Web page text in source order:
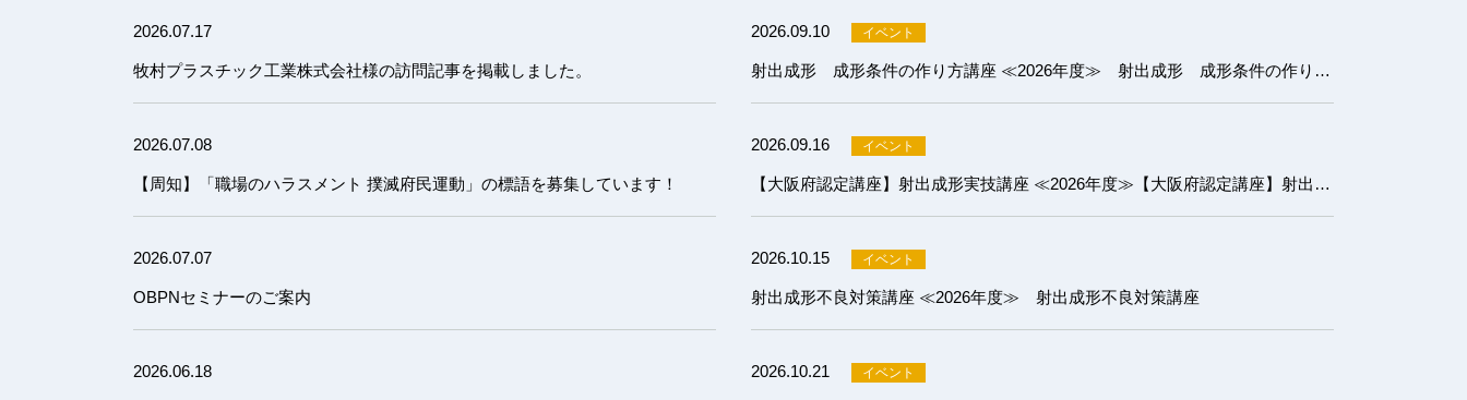
2026.07.17
牧村プラスチック工業株式会社様の訪問記事を掲載しました。
2026.07.08
【周知】「職場のハラスメント 撲滅府民運動」の標語を募集しています！
2026.07.07
OBPNセミナーのご案内
2026.06.18
2026.09.10
射出成形 成形条件の作り方講座 ≪2026年度≫ 射出成形 成形条件の作り方講座
2026.09.16
【大阪府認定講座】射出成形実技講座 ≪2026年度≫【大阪府認定講座】射出成形実技講座 基礎コース
2026.10.15
射出成形不良対策講座 ≪2026年度≫ 射出成形不良対策講座
2026.10.21